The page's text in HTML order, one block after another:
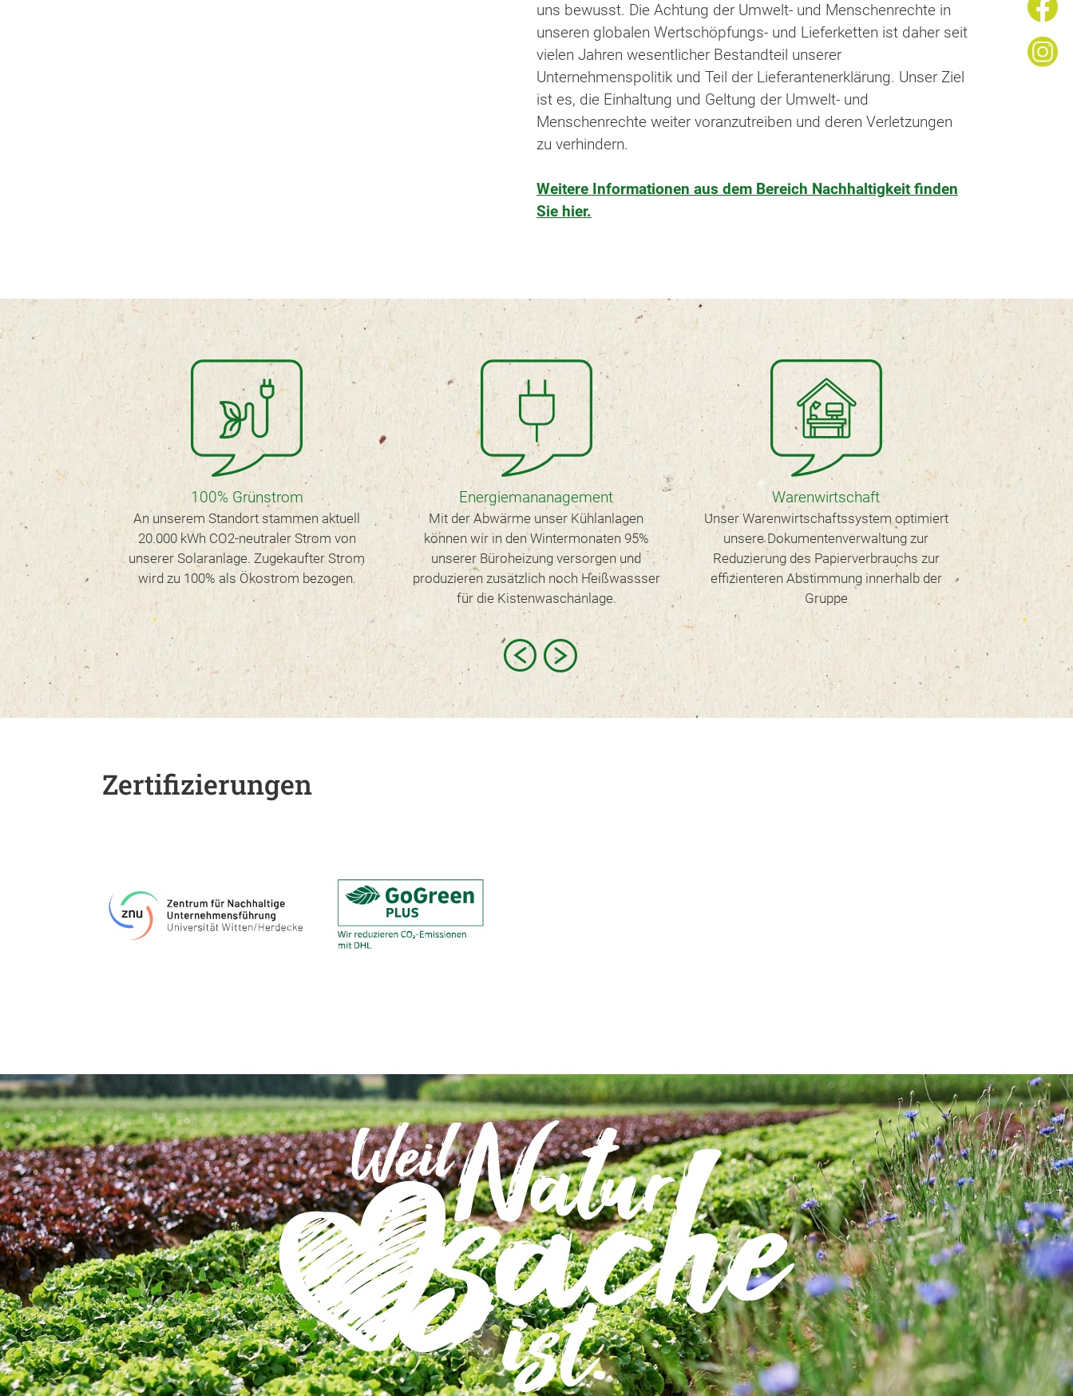
uns bewusst. Die Achtung der Umwelt- und Menschenrechte in
unseren globalen Wertschöpfungs- und Lieferketten ist daher seit
vielen Jahren wesentlicher Bestandteil unserer
Unternehmenspolitik und Teil der Lieferantenerklärung. Unser Ziel
ist es, die Einhaltung und Geltung der Umwelt- und
Menschenrechte weiter voranzutreiben und deren Verletzungen
zu verhindern.
Weitere Informationen aus dem Bereich Nachhaltigkeit finden
Sie hier.
100% Grünstrom
An unserem Standort stammen aktuell
20.000 kWh CO2-neutraler Strom von
unserer Solaranlage. Zugekaufter Strom
wird zu 100% als Ökostrom bezogen.
Energiemananagement
Mit der Abwärme unser Kühlanlagen
können wir in den Wintermonaten 95%
unserer Büroheizung versorgen und
produzieren zusätzlich noch Heißwassser
für die Kistenwaschanlage.
Warenwirtschaft
Unser Warenwirtschaftssystem optimiert
unsere Dokumentenverwaltung zur
Reduzierung des Papierverbrauchs zur
effizienteren Abstimmung innerhalb der
Gruppe
Wann
unverpackte
die
Zertifizierungen